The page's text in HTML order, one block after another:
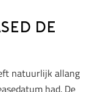
de
natuurlijk allang
had. De